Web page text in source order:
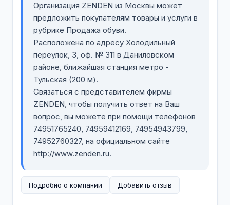
Организация ZENDEN из Москвы может
предложить покупателям товары и услуги в
рубрике Продажа обуви.
Расположена по адресу Холодильный
переулок, 3, оф. № 311 в Даниловском
районе, ближайшая станция метро -
Тульская (200 м).
Связаться с представителем фирмы
ZENDEN, чтобы получить ответ на Ваш
вопрос, вы можете при помощи телефонов
74951765240, 74959412169, 74954943799,
74952760327, на официальном сайте
http://www.zenden.ru.
Подробно о компании Добавить отзыв